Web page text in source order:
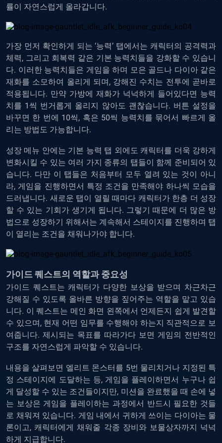
률이 자연스럽게 올라갑니다.
가장 먼저 확인하게 되는 ‘능력’ 탭에서는 캐릭터의 공격력과
체력, 그리고 회복력 같은 기본 능력치들을 강화할 수 있습니
다. 이러한 능력치들은 게임을 하며 모은 골드나 다이아 같은
재화를 소모하여 올리게 되며, 강해진 수치는 전투에 곧바로
적용됩니다. 만약 가방에 재화가 넉넉하게 들어있다면 능력
치를 1씩 번거롭게 올리지 않아도 괜찮습니다. 버튼 설정을
바꾸면 한 번에 10씩, 혹은 50씩 능력치를 묶어서 빠르게 올
리는 방법도 가능합니다.
성장 메뉴 안에는 기본 능력 탭 외에도 캐릭터를 더욱 강하게
변화시킬 수 있는 여러 가지 종류의 탭들이 함께 준비되어 있
습니다. 다만 이 탭들은 처음부터 모두 열려 있는 것이 아니
라, 게임을 진행하면서 특정 조건을 만족해야 하나씩 모습을
드러냅니다. 새로운 탭이 열릴 때마다 캐릭터가 한층 더 성장
할 수 있는 기회가 생기게 됩니다. 그렇기 때문에 더 많은 방
법으로 성장하기 위해서는 계속해서 스테이지를 진행하며 탭
이 열리는 조건을 채워나가야 합니다.
가이드 퀘스트의 역할과 중요성
가이드 퀘스트는 캐릭터가 다양한 보상을 받으며 차근차근
강해질 수 있도록 올바른 방향을 짚어주는 역할을 맡고 있습
니다. 이 퀘스트는 메인 화면 왼쪽에서 언제든지 쉽게 발견할
수 있으며, 현재 어떤 임무를 수행해야 하는지 직관적으로 보
여줍니다. 제시되는 목표를 따라가다 보면 게임의 전반적인
구조를 자연스럽게 파악할 수 있습니다.
내용을 살펴보면 엘리트 몬스터를 5번 물리치거나 지정된 특
정 스테이지에 도달하는 등, 게임을 플레이하면서 누구나 쉽
게 달성할 수 있는 조건들이지만, 미션을 완료했을 때 손에 넣
는 보상은 게임을 플레이하는 과정에서 반드시 필요한 것들
로 채워져 있습니다. 게임 내에서 귀하게 쓰이는 다이아는 물
론이고, 캐릭터에게 채워줄 각종 장비와 보물상자까지 넉넉
하게 지급합니다.